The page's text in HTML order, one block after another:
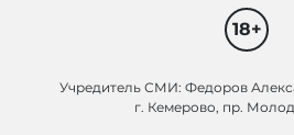
18+
Учредитель СМИ: Федоров
г. Кемерово, пр.